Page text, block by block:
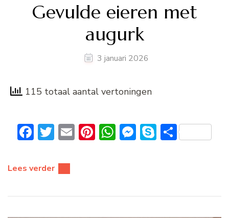
Gevulde eieren met
augurk
3 januari 2026
115 totaal aantal vertoningen
Facebook
Twitter
EmailPinterest
WhatsApp
Messenger
Skype
Delen
Lees verder